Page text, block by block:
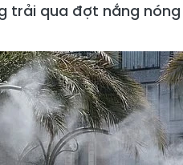
trải qua đợt nắng